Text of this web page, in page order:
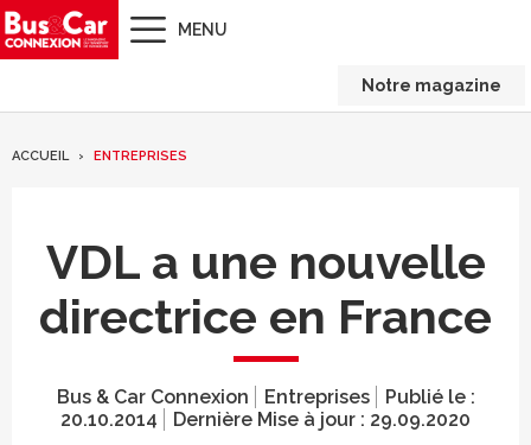
MENU
Notre magazine
ACCUEIL ENTREPRISES
VDL a une nouvelle
directrice en France
Bus & Car Connexion Entreprises
Publié le :
20.10.2014
Dernière Mise à jour : 29.09.2020